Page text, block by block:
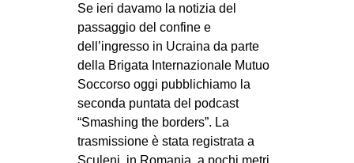
Se ieri davamo la notizia del
passaggio del confine e
dell’ingresso in Ucraina da parte
della Brigata Internazionale Mutuo
Soccorso oggi pubblichiamo la
seconda puntata del podcast
“Smashing the borders”. La
trasmissione è stata registrata a
Sculeni, in Romania, a pochi metri